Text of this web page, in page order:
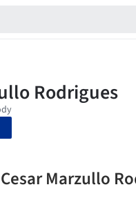
Marzullo